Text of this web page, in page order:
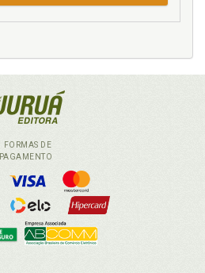
FORMAS DE
PAGAMENTO